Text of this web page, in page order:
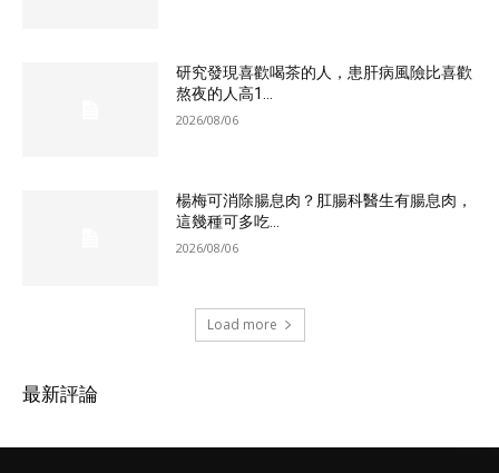
研究發現喜歡喝茶的人，患肝病風險比喜歡
熬夜的人高1...
2026/08/06
楊梅可消除腸息肉？肛腸科醫生有腸息肉，
這幾種可多吃...
2026/08/06
Load more
最新評論